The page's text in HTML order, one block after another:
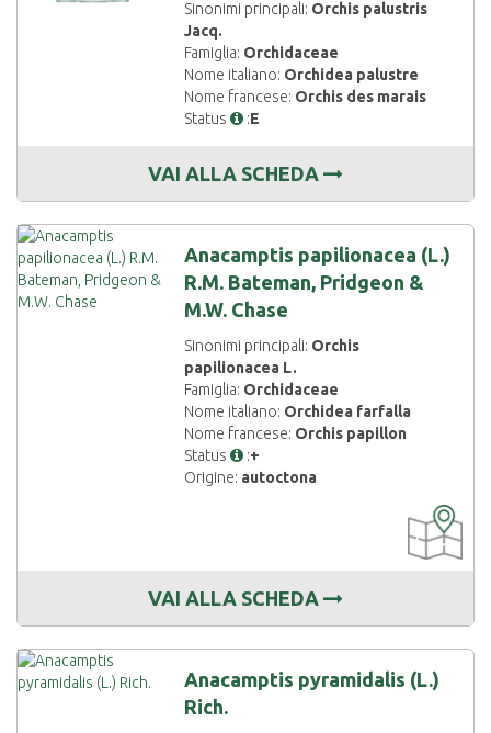
Sinonimi principali: Orchis palustris
Jacq.
Famiglia: Orchidaceae
Nome italiano: Orchidea palustre
Nome francese: Orchis des marais
Status
:E
VAI ALLA SCHEDA
Anacamptis papilionacea (L.)
R.M. Bateman, Pridgeon &
M.W. Chase
Sinonimi principali: Orchis
papilionacea L.
Famiglia: Orchidaceae
Nome italiano: Orchidea farfalla
Nome francese: Orchis papillon
Status
:+
Origine: autoctona
DISPONIBILE
VAI ALLA SCHEDA
Anacamptis pyramidalis (L.)
Rich.